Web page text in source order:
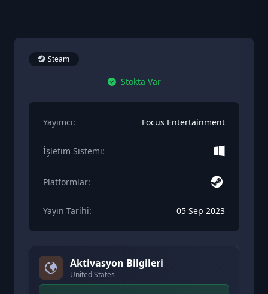
Steam
Stokta Var
Yayımcı: Focus Entertainment
İşletim Sistemi:
Platformlar:
Yayın Tarihi: 05 Sep 2023
Aktivasyon Bilgileri
United States